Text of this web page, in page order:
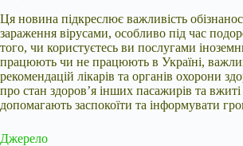
Ця новина підкреслює важливість
зараження вірусами, особливо під час
того, чи користуєтесь ви послугами
працюють чи не працюють в Україні,
рекомендацій лікарів та органів охорони
про стан здоров’я інших пасажирів та
допомагають заспокоїти та інформувати
Джерело